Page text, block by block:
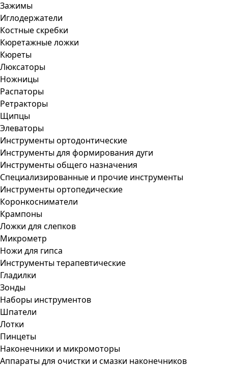
Зажимы
Иглодержатели
Костные скребки
Кюретажные ложки
Кюреты
Люксаторы
Ножницы
Распаторы
Ретракторы
Щипцы
Элеваторы
Инструменты ортодонтические
Инструменты для формирования дуги
Инструменты общего назначения
Специализированные и прочие инструменты
Инструменты ортопедические
Коронкосниматели
Крампоны
Ложки для слепков
Микрометр
Ножи для гипса
Инструменты терапевтические
Гладилки
Зонды
Наборы инструментов
Шпатели
Лотки
Пинцеты
Наконечники и микромоторы
Аппараты для очистки и смазки наконечников